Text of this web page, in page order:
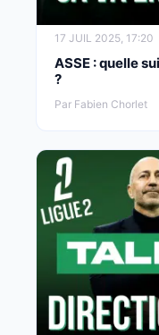
17 JUIL 2025, 17:20
ASSE : quelle
?
Par Fabien Chorlet